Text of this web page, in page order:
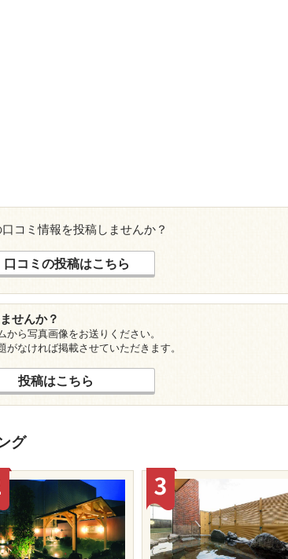
コミ情報を投稿しませんか？
口コミの投稿はこちら
せんか？
ら写真画像をお送りください。
なければ掲載させていただきます。
投稿はこちら
グ